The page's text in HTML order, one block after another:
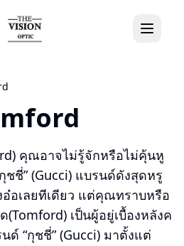
คุณอาจไม่รู้จักหรือไม่คุ้นหู
ชี่” (Gucci) แบรนด์ดังสุดหรู
อเลยทีเดียว แต่คุณทราบหรือ
เป็นผู้อยู่เบื้องหลังค
ด์ “กุชชี่” (Gucci) มาตั้งแต่